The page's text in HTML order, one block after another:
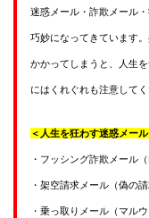
迷惑メール・詐欺メール
巧妙になってきています
かかってしまうと、人生
にはくれぐれも注意してく
＜人生を狂わす迷惑メー
・フッシング詐欺メール
・架空請求メール（偽の請
・乗っ取りメール（マルウ